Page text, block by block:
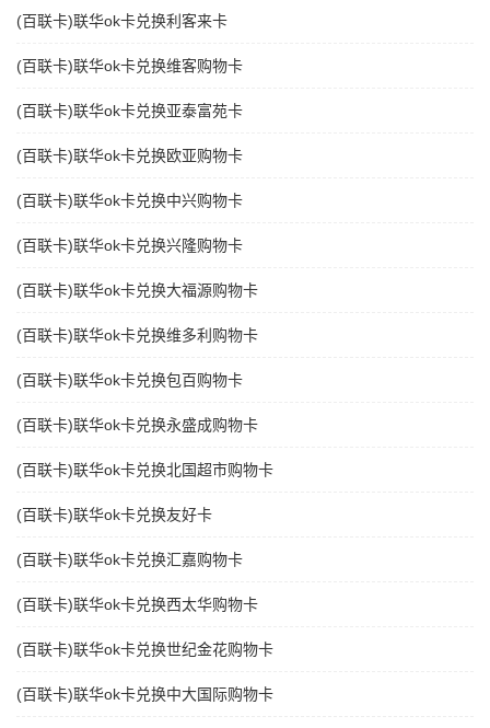
(百联卡)联华ok卡兑换利客来卡
(百联卡)联华ok卡兑换维客购物卡
(百联卡)联华ok卡兑换亚泰富苑卡
(百联卡)联华ok卡兑换欧亚购物卡
(百联卡)联华ok卡兑换中兴购物卡
(百联卡)联华ok卡兑换兴隆购物卡
(百联卡)联华ok卡兑换大福源购物卡
(百联卡)联华ok卡兑换维多利购物卡
(百联卡)联华ok卡兑换包百购物卡
(百联卡)联华ok卡兑换永盛成购物卡
(百联卡)联华ok卡兑换北国超市购物卡
(百联卡)联华ok卡兑换友好卡
(百联卡)联华ok卡兑换汇嘉购物卡
(百联卡)联华ok卡兑换西太华购物卡
(百联卡)联华ok卡兑换世纪金花购物卡
(百联卡)联华ok卡兑换中大国际购物卡